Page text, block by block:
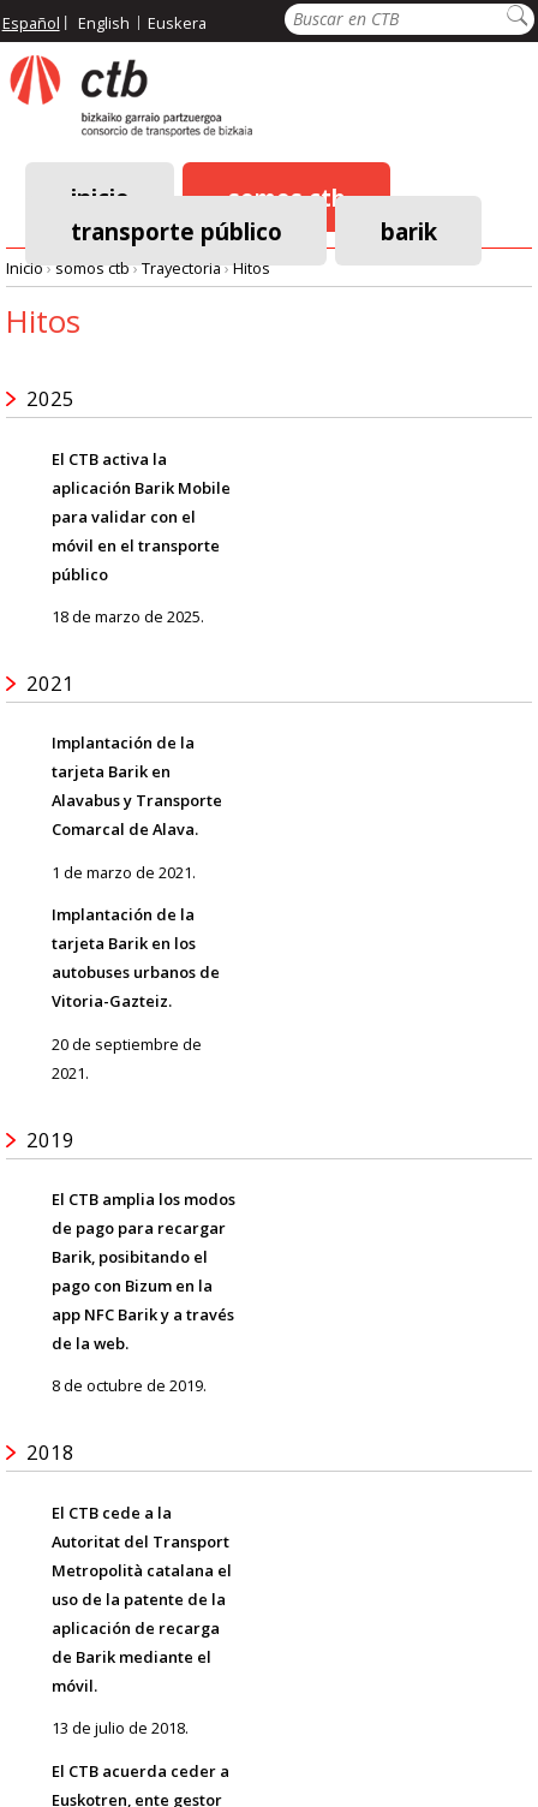
Pasar
al
contenido
principal
Buscar
Español English Euskera
Menú
principal
inicio
somos ctb
transporte público
barik
Ruta
navegación
Inicio›somos ctb›Trayectoria›Hitos
Hitos
2025
El CTB activa la
aplicación Barik Mobile
para validar con el
móvil en el transporte
público
18 de marzo de 2025.
2021
Implantación de la
tarjeta Barik en
Alavabus y Transporte
Comarcal de Alava.
1 de marzo de 2021.
Implantación de la
tarjeta Barik en los
autobuses urbanos de
Vitoria-Gazteiz.
20 de septiembre de
2021.
2019
El CTB amplia los modos
de pago para recargar
Barik, posibitando el
pago con Bizum en la
app NFC Barik y a través
de la web.
8 de octubre de 2019.
2018
El CTB cede a la
Autoritat del Transport
Metropolità catalana el
uso de la patente de la
aplicación de recarga
de Barik mediante el
móvil.
13 de julio de 2018.
El CTB acuerda ceder a
Euskotren, ente gestor